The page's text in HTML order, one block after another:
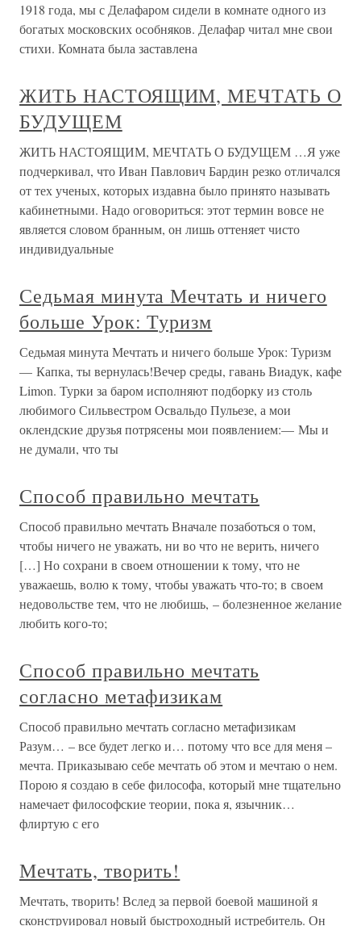
1918 года, мы с Делафаром сидели в комнате одного из
богатых московских особняков. Делафар читал мне свои
стихи. Комната была заставлена
ЖИТЬ НАСТОЯЩИМ, МЕЧТАТЬ О
БУДУЩЕМ
ЖИТЬ НАСТОЯЩИМ, МЕЧТАТЬ О БУДУЩЕМ …Я уже
подчеркивал, что Иван Павлович Бардин резко отличался
от тех ученых, которых издавна было принято называть
кабинетными. Надо оговориться: этот термин вовсе не
является словом бранным, он лишь оттеняет чисто
индивидуальные
Седьмая минута Мечтать и ничего
больше Урок: Туризм
Седьмая минута Мечтать и ничего больше Урок: Туризм
— Капка, ты вернулась!Вечер среды, гавань Виадук, кафе
Limon. Турки за баром исполняют подборку из столь
любимого Сильвестром Освальдо Пульезе, а мои
оклендские друзья потрясены мои появлением:— Мы и
не думали, что ты
Способ правильно мечтать
Способ правильно мечтать Вначале позаботься о том,
чтобы ничего не уважать, ни во что не верить, ничего
[…] Но сохрани в своем отношении к тому, что не
уважаешь, волю к тому, чтобы уважать что-то; в своем
недовольстве тем, что не любишь, – болезненное желание
любить кого-то;
Способ правильно мечтать
согласно метафизикам
Способ правильно мечтать согласно метафизикам
Разум… – все будет легко и… потому что все для меня –
мечта. Приказываю себе мечтать об этом и мечтаю о нем.
Порою я создаю в себе философа, который мне тщательно
намечает философские теории, пока я, язычник…
флиртую с его
Мечтать, творить!
Мечтать, творить! Вслед за первой боевой машиной я
сконструировал новый быстроходный истребитель. Он